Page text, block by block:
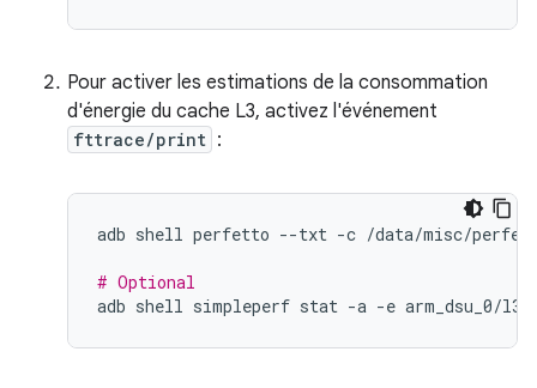
Pour activer les estimations de la consommation
d'énergie du cache L3, activez l'événement
fttrace/print :
adb shell perfetto --txt -c /data/misc/
# Optional
adb shell simpleperf stat -a -e arm_dsu_0/